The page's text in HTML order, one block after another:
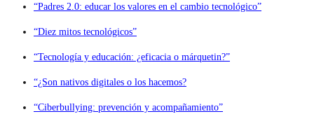
“Padres 2.0: educar los valores en el cambio tecnológico”
“Diez mitos tecnológicos”
“Tecnología y educación: ¿eficacia o márquetin?”
“¿Son nativos digitales o los hacemos?
“Ciberbullying: prevención y acompañamiento”